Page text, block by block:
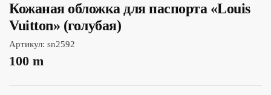
Кожаная обложка для паспорта «Louis
Vuitton» (голубая)
Артикул: sn2592
100 m